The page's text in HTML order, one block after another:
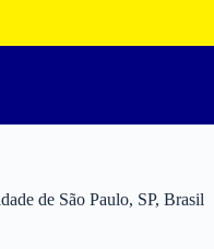
de São Paulo, SP, Brasil